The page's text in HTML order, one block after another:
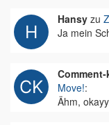
Hansy zu
Ja mein
Move!:
Ähm,